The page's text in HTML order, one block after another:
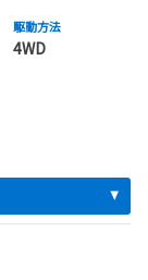
駆動方法
4WD